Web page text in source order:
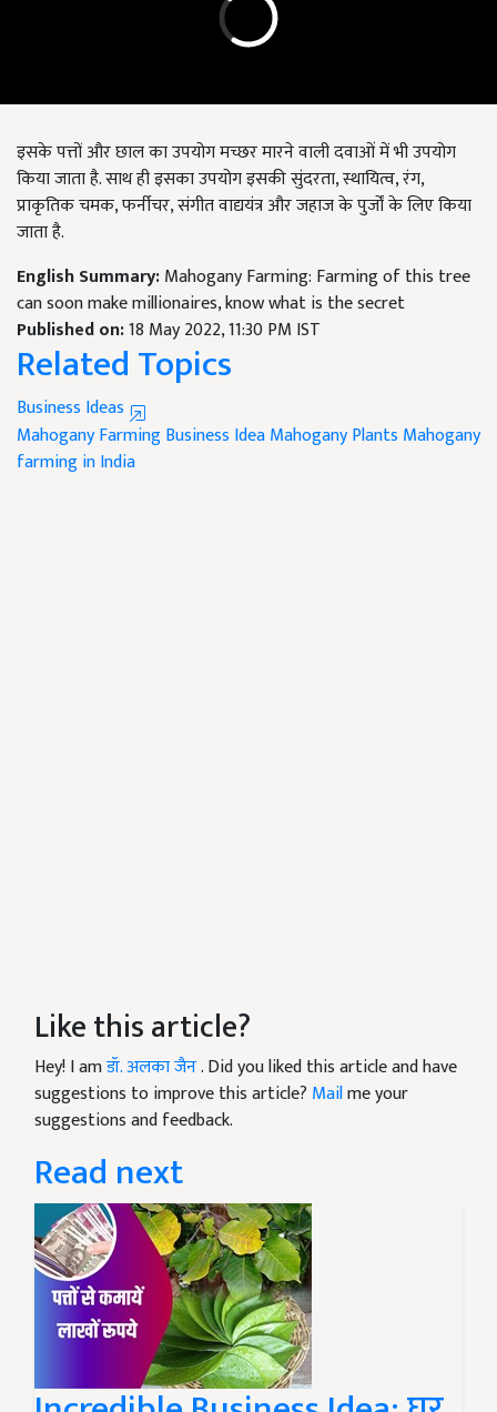
इसके पत्तों और छाल का उपयोग मच्छर मारने वाली दवाओं में भी उपयोग
किया जाता है. साथ ही इसका उपयोग इसकी सुंदरता, स्थायित्व, रंग,
प्राकृतिक चमक, फर्नीचर, संगीत वाद्ययंत्र और जहाज के पुर्जों के लिए किया
जाता है.
English Summary:Mahogany Farming: Farming of this tree
can soon make millionaires, know what is the secret
Published on:18 May 2022, 11:30 PM IST
Related Topics
Business Ideas
Mahogany FarmingBusiness IdeaMahogany Plants Mahogany
farming in India
Like this article?
Hey! I amडॉ. अलका जैन. Did you liked this article and have
suggestions to improve this article? Mailme your
suggestions and feedback.
Read next